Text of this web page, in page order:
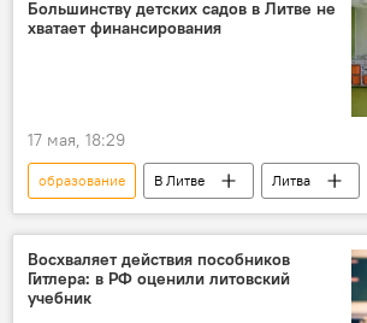
Сейм Литвы
Лауринас Касчюнас
общество
Большинству детских садов в Литве не
хватает финансирования
17 мая, 18:29
образование В Литве
Литва
Общество
детский сад
финансирование
обучение
расходы
финансы
Восхваляет действия пособников
Гитлера: в РФ оценили литовский
учебник